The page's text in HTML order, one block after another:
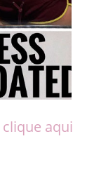
clique aqui